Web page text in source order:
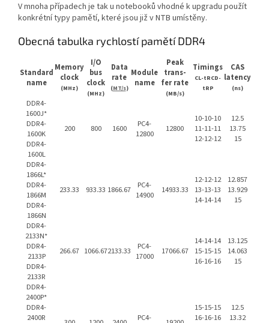
V mnoha případech je tak u notebooků vhodné k upgradu použít
konkrétní typy pamětí, které jsou již v NTB umístěny.
Obecná tabulka rychlostí pamětí DDR4
Standard
name
Memory
clock
(MHz)
I/O
bus
clock
(MHz)
Data
rate
(MT/s)
Module
name
Peak
trans-
fer rate
(MB/s)
Timings
CL-tRCD-
tRP
CAS
latency
(ns)
DDR4-
1600J*
DDR4-
1600K
DDR4-
1600L
200 800 1600
PC4-
12800
12800
10-10-10
11-11-11
12-12-12
12.5
13.75
15
DDR4-
1866L*
DDR4-
1866M
DDR4-
1866N
233.33 933.33 1866.67
PC4-
14900
14933.33
12-12-12
13-13-13
14-14-14
12.857
13.929
15
DDR4-
2133N*
DDR4-
2133P
DDR4-
2133R
266.67 1066.672133.33
PC4-
17000
17066.67
14-14-14
15-15-15
16-16-16
13.125
14.063
15
DDR4-
2400P*
DDR4-
2400R
PC4-
15-15-15
16-16-16
12.5
13.32